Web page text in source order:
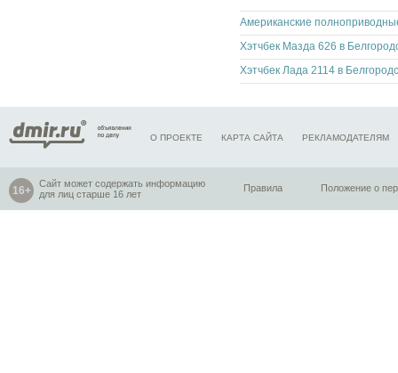
О ПРОЕКТЕ КАРТА САЙТА РЕКЛАМОДАТЕЛЯМ
Сайт может содержать информацию
для лиц старше 16 лет
Правила Положение о